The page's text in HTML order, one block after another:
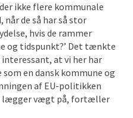
ikke flere kommunale
de så har så stor
hvis de rammer
og tidspunkt?’ Det tænkte
at vi her har
en dansk kommune og
af EU-politikken
lægger vægt på, fortæller